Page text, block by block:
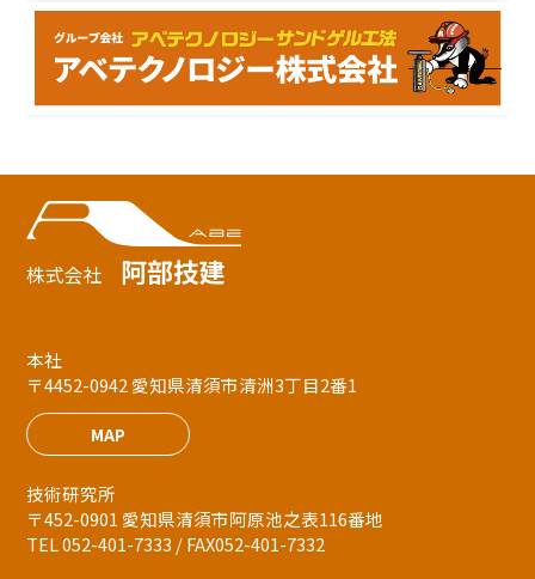
株式会社 阿部技建
本社
〒4452-0942 愛知県清須市清洲3丁目2番1
MAP
技術研究所
〒452-0901 愛知県清須市阿原池之表116番地
TEL 052-401-7333 / FAX052-401-7332